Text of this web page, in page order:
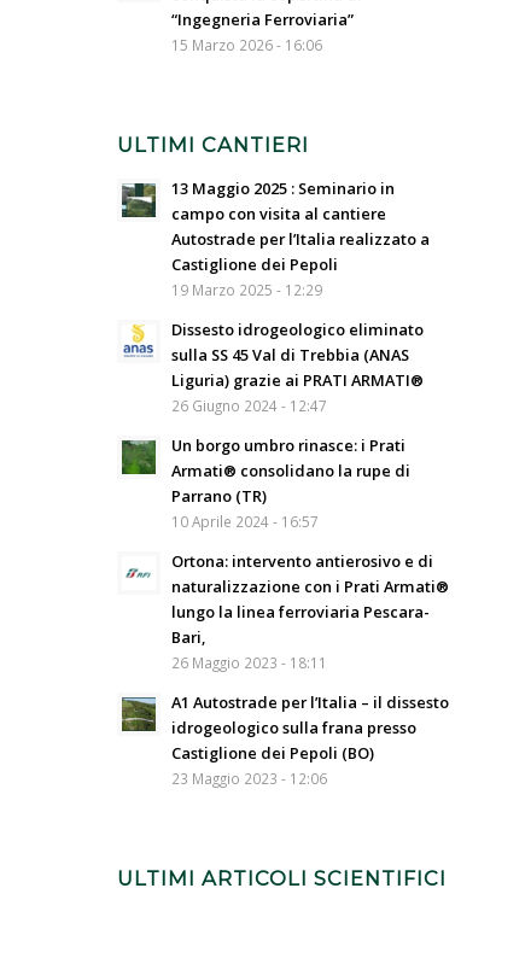
“Ingegneria Ferroviaria”
15 Marzo 2026 - 16:06
ULTIMI CANTIERI
13 Maggio 2025 : Seminario in
campo con visita al cantiere
Autostrade per l’Italia realizzato a
Castiglione dei Pepoli
19 Marzo 2025 - 12:29
Dissesto idrogeologico eliminato
sulla SS 45 Val di Trebbia (ANAS
Liguria) grazie ai PRATI ARMATI®
26 Giugno 2024 - 12:47
Un borgo umbro rinasce: i Prati
Armati® consolidano la rupe di
Parrano (TR)
10 Aprile 2024 - 16:57
Ortona: intervento antierosivo e di
naturalizzazione con i Prati Armati®
lungo la linea ferroviaria Pescara-
Bari,
26 Maggio 2023 - 18:11
A1 Autostrade per l’Italia – il dissesto
idrogeologico sulla frana presso
Castiglione dei Pepoli (BO)
23 Maggio 2023 - 12:06
ULTIMI ARTICOLI SCIENTIFICI